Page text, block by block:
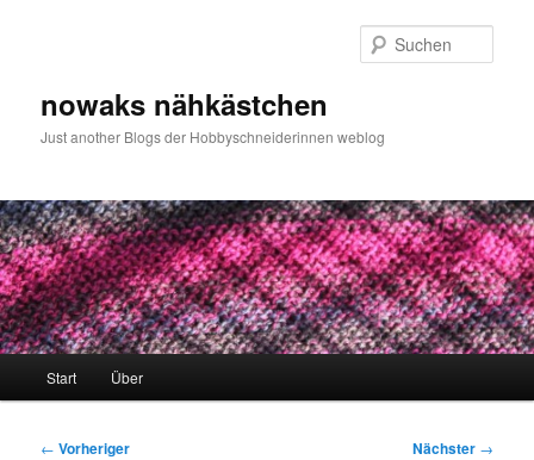
nowaks nähkästchen
Just another Blogs der Hobbyschneiderinnen weblog
Start Über
Beitragsnavigation
← Vorheriger Nächster →